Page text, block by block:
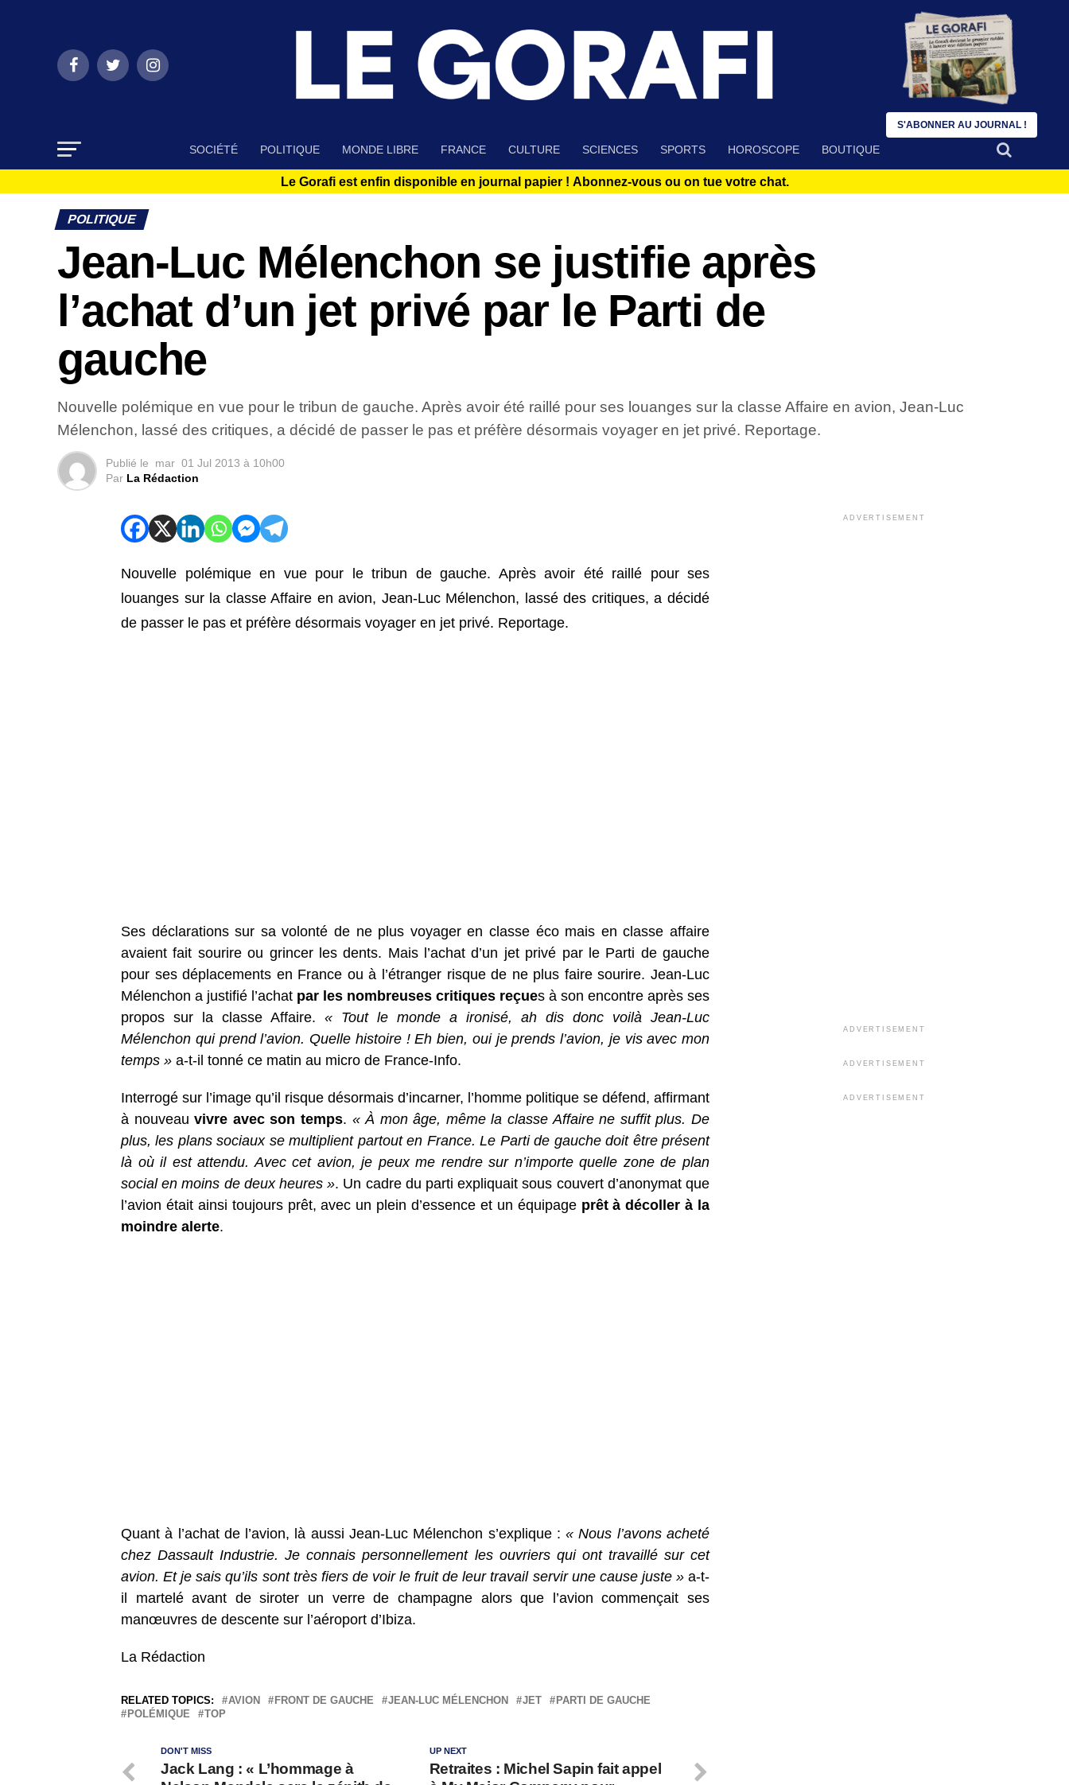
SOCIÉTÉ POLITIQUE MONDE LIBRE FRANCE CULTURE SCIENCES SPORTS HOROSCOPE BOUTIQUE
Le Gorafi est enfin disponible en journal papier ! Abonnez-vous ou on tue votre chat.
POLITIQUE
Jean-Luc Mélenchon se justifie après
l’achat d’un jet privé par le Parti de
gauche
Nouvelle polémique en vue pour le tribun de gauche. Après avoir été raillé pour ses louanges sur la classe Affaire en avion, Jean-Luc
Mélenchon, lassé des critiques, a décidé de passer le pas et préfère désormais voyager en jet privé. Reportage.
Publié le mar 01 Jul 2013 à 10h00
Par La Rédaction
Nouvelle polémique en vue pour le tribun de gauche. Après avoir été raillé pour ses
louanges sur la classe Affaire en avion, Jean-Luc Mélenchon, lassé des critiques, a décidé
de passer le pas et préfère désormais voyager en jet privé. Reportage.
Ses déclarations sur sa volonté de ne plus voyager en classe éco mais en classe affaire
avaient fait sourire ou grincer les dents. Mais l’achat d’un jet privé par le Parti de gauche
pour ses déplacements en France ou à l’étranger risque de ne plus faire sourire. Jean-Luc
Mélenchon a justifié l’achat par les nombreuses critiques reçues à son encontre après ses
propos sur la classe Affaire. « Tout le monde a ironisé, ah dis donc voilà Jean-Luc
Mélenchon qui prend l’avion. Quelle histoire ! Eh bien, oui je prends l’avion, je vis avec mon
temps » a-t-il tonné ce matin au micro de France-Info.
Interrogé sur l’image qu’il risque désormais d’incarner, l’homme politique se défend, affirmant
à nouveau vivre avec son temps. « À mon âge, même la classe Affaire ne suffit plus. De
plus, les plans sociaux se multiplient partout en France. Le Parti de gauche doit être présent
là où il est attendu. Avec cet avion, je peux me rendre sur n’importe quelle zone de plan
social en moins de deux heures ». Un cadre du parti expliquait sous couvert d’anonymat que
l’avion était ainsi toujours prêt, avec un plein d’essence et un équipageprêt à décoller à la
moindre alerte.
Quant à l’achat de l’avion, là aussi Jean-Luc Mélenchon s’explique :« Nous l’avons acheté
chez Dassault Industrie. Je connais personnellement les ouvriers qui ont travaillé sur cet
avion. Et je sais qu’ils sont très fiers de voir le fruit de leur travail servir une cause juste »a-t-
il martelé avant de siroter un verre de champagne alors que l’avion commençait ses
manœuvres de descente sur l’aéroport d’Ibiza.
La Rédaction
RELATED TOPICS: AVION FRONT DE GAUCHE JEAN-LUC MÉLENCHON JET
PARTI DE GAUCHE
POLÉMIQUE
TOP
UP NEXT
Retraites : Michel Sapin fait appel
DON'T MISS
Jack Lang : « L’hommage à
ADVERTISEMENT
ADVERTISEMENT
ADVERTISEMENT
ADVERTISEMENT
S'ABONNER AU JOURNAL !